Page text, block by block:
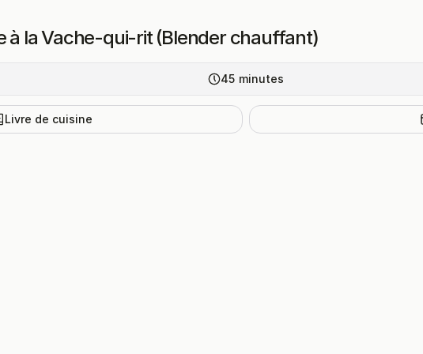
à la Vache-qui-rit (Blender chauffant)
45 minutes
Livre de cuisine